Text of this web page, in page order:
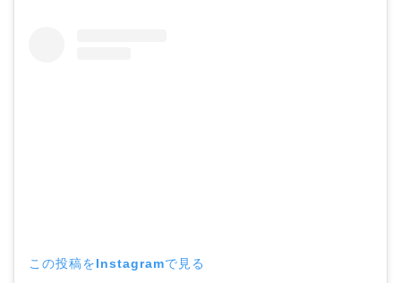
この投稿をInstagramで見る